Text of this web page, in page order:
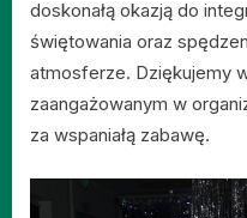
doskonałą okazją do
świętowania oraz
atmosferze. Dziękujemy
zaangażowanym w
za wspaniałą zabawę.